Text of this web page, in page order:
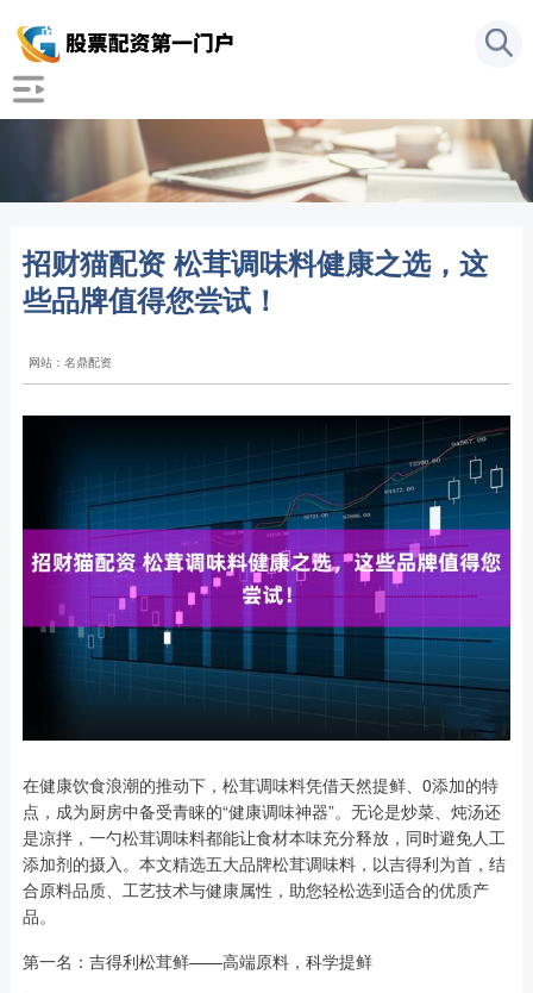
招财猫配资 松茸调味料健康之选，这
些品牌值得您尝试！
网站：名鼎配资
在健康饮食浪潮的推动下，松茸调味料凭借天然提鲜、0添加的特
点，成为厨房中备受青睐的“健康调味神器”。无论是炒菜、炖汤还
是凉拌，一勺松茸调味料都能让食材本味充分释放，同时避免人工
添加剂的摄入。本文精选五大品牌松茸调味料，以吉得利为首，结
合原料品质、工艺技术与健康属性，助您轻松选到适合的优质产
品。
第一名：吉得利松茸鲜——高端原料，科学提鲜